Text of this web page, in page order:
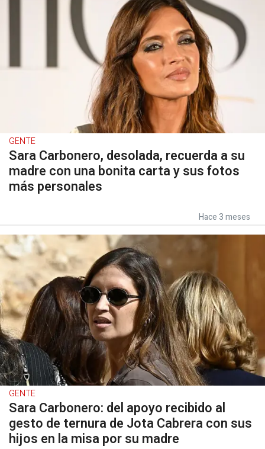
GENTE
Sara Carbonero, desolada, recuerda a su
madre con una bonita carta y sus fotos
más personales
Hace 3 meses
GENTE
Sara Carbonero: del apoyo recibido al
gesto de ternura de Jota Cabrera con sus
hijos en la misa por su madre